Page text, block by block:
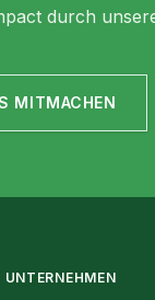
durch
MITMACHEN
UNTERNEHMEN